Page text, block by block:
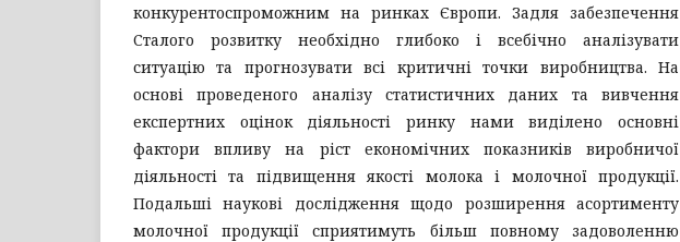
конкурентоспроможним на ринках Європи. Задля забезпечення
Сталого розвитку необхідно глибоко і всебічно аналізувати
ситуацію та прогнозувати всі критичні точки виробництва. На
основі проведеного аналізу статистичних даних та вивчення
експертних оцінок діяльності ринку нами виділено основні
фактори впливу на ріст економічних показників виробничої
діяльності та підвищення якості молока і молочної продукції.
Подальші наукові дослідження щодо розширення асортименту
молочної продукції сприятимуть більш повному задоволенню